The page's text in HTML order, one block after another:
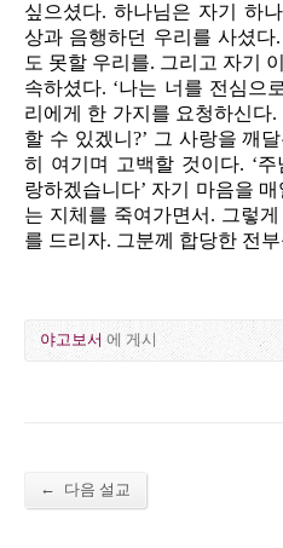
싶으셨다. 하나님은 자기 하
상과 음행하던 우리를 사셨다
도 못할 우리를. 그리고 자기
속하셨다. ‘나는 너를 전심으
리에게 한 가지를 요청하신다
할 수 있겠니?’ 그 사랑을 깨
히 여기며 고백할 것이다. ‘
랑하겠습니다’ 자기 마음을
는 지체를 죽여가면서. 그렇
를 드리자. 그분께 합당한 전
야고보서 에 게시
← 다음 설교